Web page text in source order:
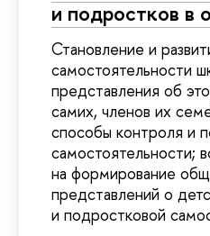
и подростков в
Становление и
самостоятельности
представления об
самих, членов их
способы контроля и
самостоятельности;
на формирование
представлений о
и подростковой